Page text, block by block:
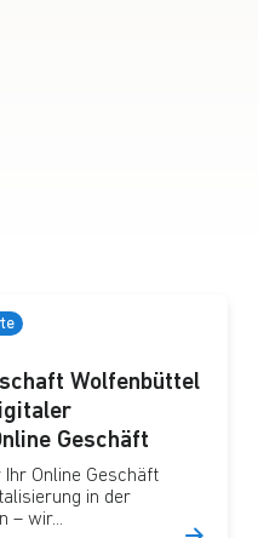
Wolfenbüttel
Geschäft
Online Geschäft
in der
– wir...